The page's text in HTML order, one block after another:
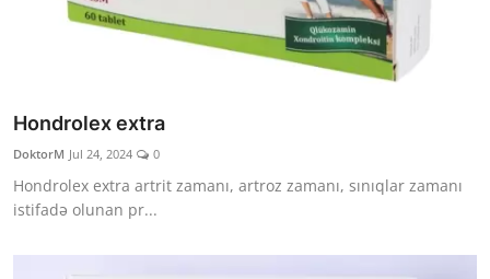
Hondrolex extra
DoktorM Jul 24, 2024 0
Hondrolex extra artrit zamanı, artroz zamanı, sınıqlar zamanı
istifadə olunan pr...